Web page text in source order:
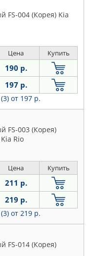
FS-004 (Корея) Kia
Цена Купить
190 р.
197 р.
от 197 р.
FS-003 (Корея)
Rio
Цена Купить
211 р.
219 р.
от 219 р.
FS-014 (Корея)